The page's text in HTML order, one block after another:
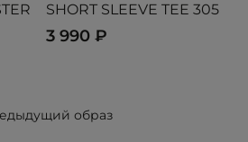
SHORT SLEEVE TEE 305
3 990 ₽
образ